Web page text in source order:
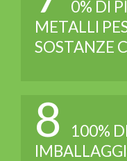
0% DI
METALLI
SOSTANZE
8
100%